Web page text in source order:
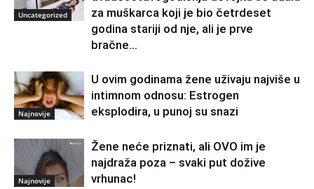
Uncategorized
za muškarca koji je bio četrdeset
godina stariji od nje, ali je prve
bračne...
Najnovije
U ovim godinama žene uživaju najviše u
intimnom odnosu: Estrogen
eksplodira, u punoj su snazi
Najnovije
Žene neće priznati, ali OVO im je
najdraža poza – svaki put dožive
vrhunac!